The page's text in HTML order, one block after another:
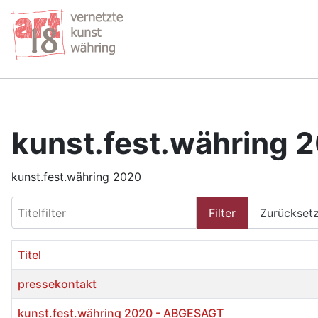
kunst.fest.währing
kunst.fest.währing 2020
Filter
Titel
pressekontakt
kunst.fest.währing 2020 - ABGESAGT